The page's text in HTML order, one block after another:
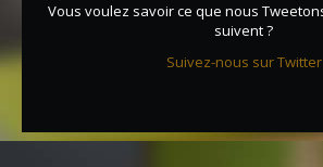
Vous voulez savoir ce que nous
suivent ?
Suivez-nous sur Twitter